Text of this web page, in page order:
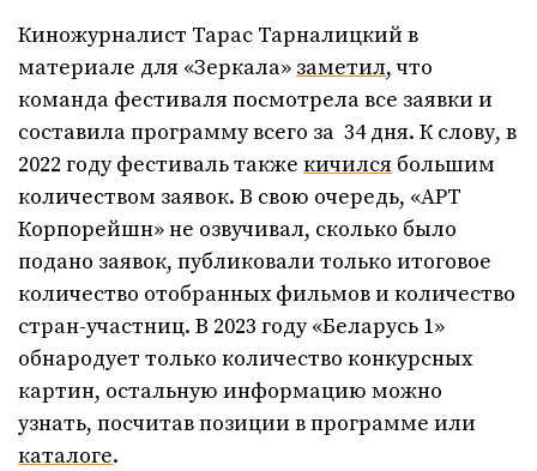
Киножурналист Тарас Тарналицкий в
материале для «Зеркала» заметил, что
команда фестиваля посмотрела все заявки и
составила программу всего за 34 дня. К слову, в
2022 году фестиваль также кичился большим
количеством заявок. В свою очередь, «АРТ
Корпорейшн» не озвучивал, сколько было
подано заявок, публиковали только итоговое
количество отобранных фильмов и количество
стран-участниц. В 2023 году «Беларусь 1»
обнародует только количество конкурсных
картин, остальную информацию можно
узнать, посчитав позиции в программе или
каталоге.